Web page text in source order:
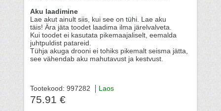
Aku laadimine
Lae akut ainult siis, kui see on tühi. Lae aku
täis! Ära jäta toodet laadima ilma järelvalveta.
Kui toodet ei kasutata pikemaajaliselt, eemalda
juhtpuldist patareid.
Tühja akuga drooni ei tohiks pikemalt seisma jätta,
see vähendab aku mahutavust ja kestvust.
Tootekood: 997282 Laos
75.91 €